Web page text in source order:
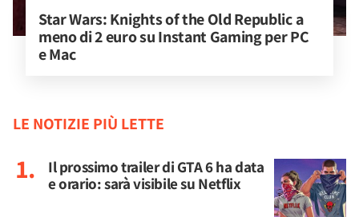
Star Wars: Knights of the Old Republic a
meno di 2 euro su Instant Gaming per PC
e Mac
LE NOTIZIE PIÙ LETTE
Il prossimo trailer di GTA 6 ha data
e orario: sarà visibile su Netflix